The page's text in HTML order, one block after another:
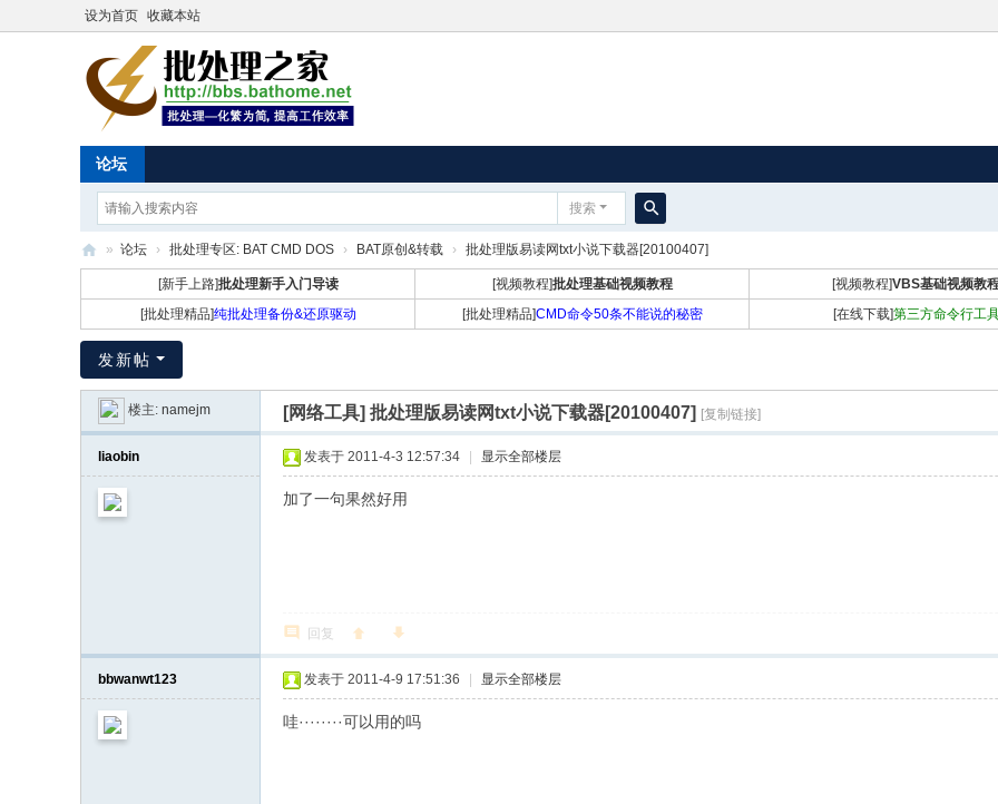
设为首页 收藏本站
论坛
搜索
搜
索
理
之
» 论坛 › 批处理专区: BAT CMD DOS › BAT原创&转载 › 批处理版易读网txt小说下载器[20100407]
[新手上路]批处理新手入门导读 [视频教程]批处理基础视频教程 [视频教程]VBS基础视频教
[批处理精品]纯批处理备份&还原驱动 [批处理精品]CMD命令50条不能说的秘密 [在线下载]第三方命令行工
发新帖
楼主: namejm [网络工具] 批处理版易读网txt小说下载器[20100407] [复制链接]
liaobin 发表于 2011-4-3 12:57:34 显示全部楼层
加了一句果然好用
回复
bbwanwt123 发表于 2011-4-9 17:51:36 显示全部楼层
哇········可以用的吗